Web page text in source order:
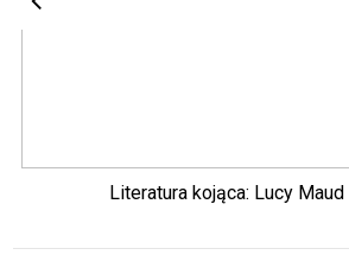
Literatura kojąca: Lucy Maud